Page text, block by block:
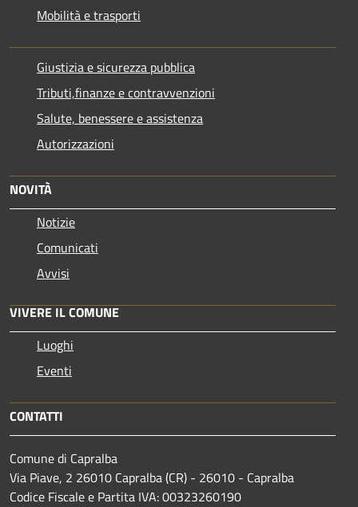
Mobilità e trasporti
Giustizia e sicurezza pubblica
Tributi,finanze e contravvenzioni
Salute, benessere e assistenza
Autorizzazioni
NOVITÀ
Notizie
Comunicati
Avvisi
VIVERE IL COMUNE
Luoghi
Eventi
CONTATTI
Comune di Capralba
Via Piave, 2 26010 Capralba (CR) - 26010 - Capralba
Codice Fiscale e Partita IVA: 00323260190